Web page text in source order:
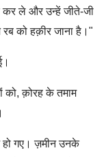
कर ले और उन्हें जीते-जी
को हक़ीर जाना है।"
क़ोरह के तमाम
हो गए। ज़मीन उनके